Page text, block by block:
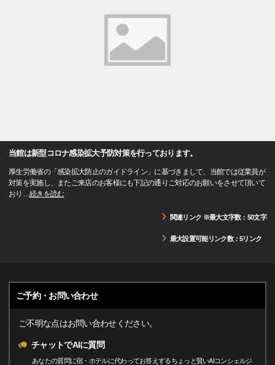
当館は新型コロナ感染拡大予防対策を行っております。
厚生労働省の「感染拡大防止のガイドライン」に基づきまして、当館では従業員が
対策を実施し、またご来店のお客様にも下記の通りご対応のお願いをさせて頂いて
おり
続きを読む
関連リンク ※最大文字数：50文字
最大設置可能リンク数：5リンク
ご予約・お問い合わせ
ご不明な点はお問い合わせください。
チャットでAIに質問
あなたの質問に宿・ホテルに代わってお答えするちょっと賢いAIコンシェルジ